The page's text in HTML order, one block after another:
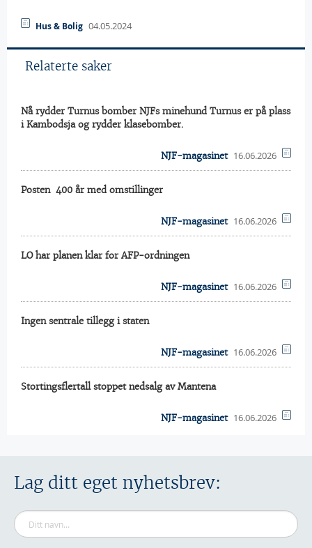
Hus & Bolig 04.05.2024
Relaterte saker
Nå rydder Turnus bomber NJFs minehund Turnus er på plass
i Kambodsja og rydder klasebomber.
NJF-magasinet 16.06.2026
Posten  400 år med omstillinger
NJF-magasinet 16.06.2026
LO har planen klar for AFP-ordningen
NJF-magasinet 16.06.2026
Ingen sentrale tillegg i staten
NJF-magasinet 16.06.2026
Stortingsflertall stoppet nedsalg av Mantena
NJF-magasinet 16.06.2026
Lag ditt eget nyhetsbrev: